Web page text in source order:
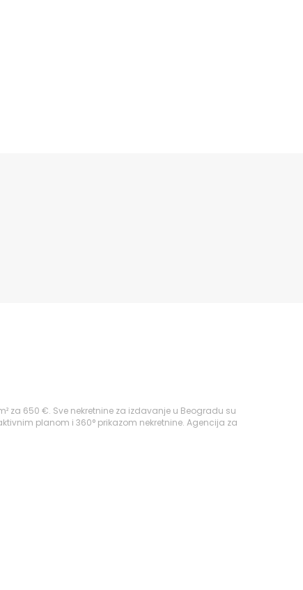
za 650 €. Sve nekretnine za izdavanje u Beogradu su
planom i 360° prikazom nekretnine. Agencija za